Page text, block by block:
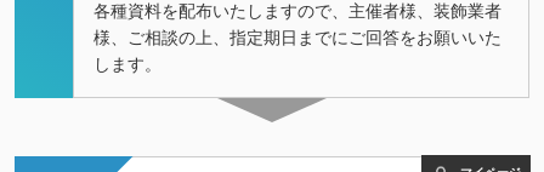
各種資料を配布いたしますので、主催者様、装飾業者
様、ご相談の上、指定期日までにご回答をお願いいた
します。